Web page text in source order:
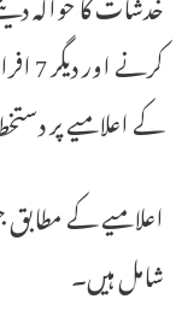
کے اعلامیے پر
شامل ہیں۔